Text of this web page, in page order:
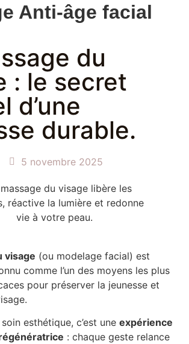
Anti-âge facial
du
: le secret
d’une
durable.
5 novembre 2025
visage (ou modelage facial) est
comme l’un des moyens les plus
pour préserver la jeunesse et
soin esthétique, c’est une expérience
: chaque geste relance